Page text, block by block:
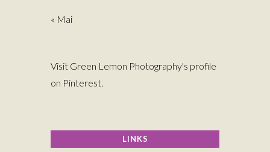
« Mai
Visit Green Lemon Photography's profile
on Pinterest.
LINKS